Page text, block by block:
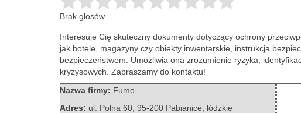
Brak głosów.
Interesuje Cię skuteczny dokumenty dotyczący ochrony
jak hotele, magazyny czy obiekty inwentarskie, instrukcja
bezpieczeństwem. Umożliwia ona zrozumienie ryzyka,
kryzysowych. Zapraszamy do kontaktu!
Nazwa firmy: Fumo
Adres: ul. Polna 60 95-200 Pabianice łódzkie